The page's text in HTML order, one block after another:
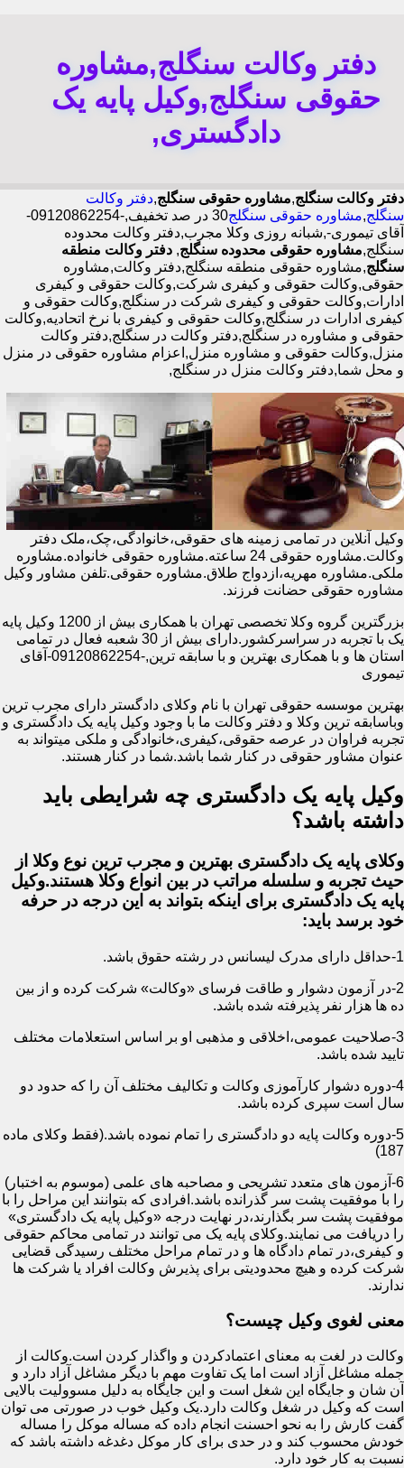
دفتر وکالت سنگلج,مشاوره
حقوقی سنگلج,وکیل پایه یک
دادگستری,
دفتر وکالت سنگلج,مشاوره حقوقی سنگلج,دفتر وکالت
سنگلج,مشاوره حقوقی سنگلج
30 در صد تخفیف,-09120862254-
آقای تیموری-,شبانه روزی وکلا مجرب,دفتر وکالت محدوده
سنگلج,مشاوره حقوقی محدوده سنگلج, دفتر وکالت منطقه
سنگلج,مشاوره حقوقی منطقه سنگلج,دفتر وکالت,مشاوره
حقوقی,وکالت حقوقی و کیفری شرکت,وکالت حقوقی و کیفری
ادارات,وکالت حقوقی و کیفری شرکت در سنگلج,وکالت حقوقی و
کیفری ادارات در سنگلج,وکالت حقوقی و کیفری با نرخ اتحادیه,وکالت
حقوقی و مشاوره در سنگلج,دفتر وکالت در سنگلج,دفتر وکالت
منزل,وکالت حقوقی و مشاوره منزل,اعزام مشاوره حقوقی در منزل
و محل شما,دفتر وکالت منزل در سنگلج,
وکیل آنلاین در تمامی زمینه های حقوقی،خانوادگی،چک،ملک دفتر
وکالت.مشاوره حقوقی 24 ساعته.مشاوره حقوقی خانواده.مشاوره
ملکی.مشاوره مهریه،ازدواج طلاق.مشاوره حقوقی.تلفن مشاور وکیل
مشاوره حقوقی حضانت فرزند.
بزرگترین گروه وکلا تخصصی تهران با همکاری بیش از 1200 وکیل پایه
یک با تجربه در سراسرکشور.دارای بیش از 30 شعبه فعال در تمامی
استان ها و با همکاری بهترین و با سابقه ترین,-09120862254-آقای
تیموری
بهترین موسسه حقوقی تهران با نام وکلای دادگستر دارای مجرب ترین
وباسابقه ترین وکلا و دفتر وکالت ما با وجود وکیل پایه یک دادگستری و
تجربه فراوان در عرصه حقوقی،کیفری،خانوادگی و ملکی میتواند به
عنوان مشاور حقوقی در کنار شما باشد.شما در کنار هستند.
وکیل پایه یک دادگستری چه شرایطی باید
داشته باشد؟
وکلای پایه یک دادگستری بهترین و مجرب ترین نوع وکلا از
حیث تجربه و سلسله مراتب در بین انواع وکلا هستند.وکیل
پایه یک دادگستری برای اینکه بتواند به این درجه در حرفه
خود برسد باید:
1-حداقل دارای مدرک لیسانس در رشته حقوق باشد.
2-در آزمون دشوار و طاقت فرسای «وکالت» شرکت کرده و از بین
ده ها هزار نفر پذیرفته شده باشد.
3-صلاحیت عمومی،اخلاقی و مذهبی او بر اساس استعلامات مختلف
تایید شده باشد.
4-دوره دشوار کارآموزی وکالت و تکالیف مختلف آن را که حدود دو
سال است سپری کرده باشد.
5-دوره وکالت پایه دو دادگستری را تمام نموده باشد.(فقط وکلای ماده
187)
6-آزمون های متعدد تشریحی و مصاحبه های علمی (موسوم به اختبار)
را با موفقیت پشت سر گذرانده باشد.افرادی که بتوانند این مراحل را با
موفقیت پشت سر بگذارند،در نهایت درجه «وکیل پایه یک دادگستری»
را دریافت می نمایند.وکلای پایه یک می توانند در تمامی محاکم حقوقی
و کیفری،در تمام دادگاه ها و در تمام مراحل مختلف رسیدگی قضایی
شرکت کرده و هیچ محدودیتی برای پذیرش وکالت افراد یا شرکت ها
ندارند.
معنی لغوی وکیل چیست؟
وکالت در لغت به معنای اعتمادکردن و واگذار کردن است.وکالت از
جمله مشاغل آزاد است اما یک تفاوت مهم با دیگر مشاغل آزاد دارد و
آن شان و جایگاه این شغل است و این جایگاه به دلیل مسوولیت بالایی
است که وکیل در شغل وکالت دارد.یک وکیل خوب در صورتی می توان
گفت کارش را به نحو احسنت انجام داده که مساله موکل را مساله
خودش محسوب کند و در حدی برای کار موکل دغدغه داشته باشد که
نسبت به کار خود دارد.